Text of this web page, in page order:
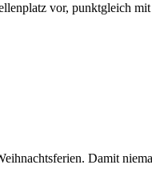
vor, punktgleich
Damit